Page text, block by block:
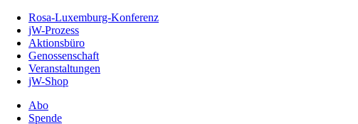
Inhalt
Seite
Rosa-Luxemburg-Konferenz
jW-Prozess
Aktionsbüro
Genossenschaft
Veranstaltungen
jW-Shop
Abo
Spende